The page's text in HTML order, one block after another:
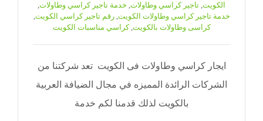
الكويت, تاجير كراسي وطاولات, خدمة تاجير كراسي وطاولات,
خدمة تاجير كراسي وطاولات الكويت,رقم تاجير كراسي الكويت,
كراسى وطاولات بالكويت,كراسي مناسبات الكويت
ايجار كراسي وطاولات فى الكويت تعد شركتنا من
الشركات الرائدة المميزه في مجال الضيافة العربية
بالكويت لذلك قدمنا لكم خدمة